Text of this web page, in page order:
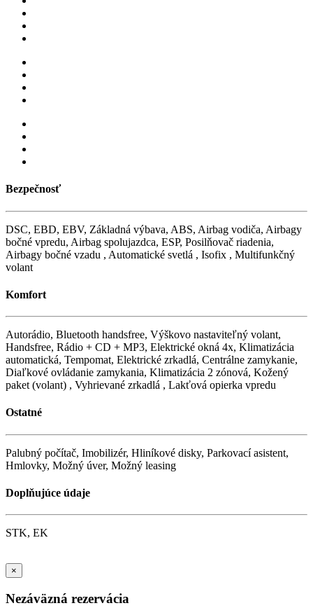
Bezpečnosť
DSC, EBD, EBV, Základná výbava, ABS, Airbag vodiča, Airbagy
bočné vpredu, Airbag spolujazdca, ESP, Posilňovač riadenia,
Airbagy bočné vzadu , Automatické svetlá , Isofix , Multifunkčný
volant
Komfort
Autorádio, Bluetooth handsfree, Výškovo nastaviteľný volant,
Handsfree, Rádio + CD + MP3, Elektrické okná 4x, Klimatizácia
automatická, Tempomat, Elektrické zrkadlá, Centrálne zamykanie,
Diaľkové ovládanie zamykania, Klimatizácia 2 zónová, Kožený
paket (volant) , Vyhrievané zrkadlá , Lakťová opierka vpredu
Ostatné
Palubný počítač, Imobilizér, Hliníkové disky, Parkovací asistent,
Hmlovky, Možný úver, Možný leasing
Doplňujúce údaje
STK, EK
×
Nezáväzná rezervácia